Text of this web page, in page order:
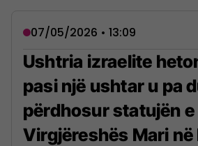
07/05/2026 • 13:09
Ushtria izraelite
pasi një ushtar u pa
përdhosur statujën e
Virgjëreshës Mari në